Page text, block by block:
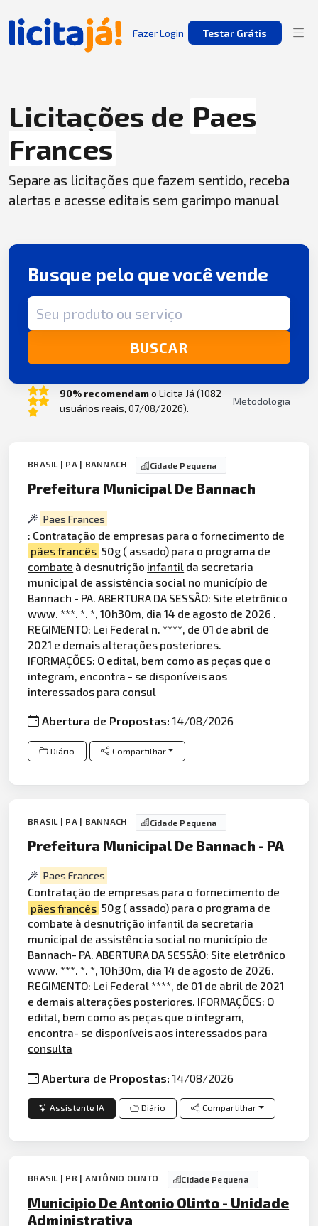
Fazer Login Testar Grátis
Licitações de Paes
Frances
Separe as licitações que fazem sentido, receba
alertas e acesse editais sem garimpo manual
Busque pelo que você vende
Termo de busca
BUSCAR
90% recomendamo Licita Já (1082
usuários reais, 07/08/2026).
Metodologia
BRASIL | PA | BANNACH Cidade Pequena
Prefeitura Municipal De Bannach
Paes Frances
: Contratação de empresas para o fornecimento de
pães francês 50g ( assado) para o programa de
combate à desnutrição infantil da secretaria
municipal de assistência social no município de
Bannach - PA. ABERTURA DA SESSÃO: Site eletrônico
www. ***. *. *, 10h30m, dia 14 de agosto de 2026 .
REGIMENTO: Lei Federal n. ****, de 01 de abril de
2021 e demais alterações posteriores.
IFORMAÇÕES: O edital, bem como as peças que o
integram, encontra - se disponíveis aos
interessados para consul
Abertura de Propostas:14/08/2026
Diário Compartilhar
BRASIL | PA | BANNACH Cidade Pequena
Prefeitura Municipal De Bannach - PA
Paes Frances
Contratação de empresas para o fornecimento de
pães francês 50g ( assado) para o programa de
combate à desnutrição infantil da secretaria
municipal de assistência social no município de
Bannach- PA. ABERTURA DA SESSÃO: Site eletrônico
www. ***. *. *, 10h30m, dia 14 de agosto de 2026.
REGIMENTO: Lei Federal ****, de 01 de abril de 2021
e demais alterações posteriores. IFORMAÇÕES: O
edital, bem como as peças que o integram,
encontra- se disponíveis aos interessados para
consulta
Abertura de Propostas:14/08/2026
Assistente IA Diário Compartilhar
BRASIL | PR | ANTÔNIO OLINTO Cidade Pequena
Municipio De Antonio Olinto - Unidade
Administrativa